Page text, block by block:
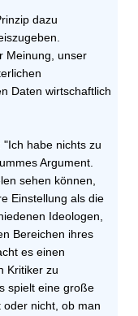
dazu
Meinung, unser
Daten wirtschaftlich
habe nichts zu
Argument.
sehen können,
Einstellung als die
Ideologen,
Bereichen ihres
es einen
Kritiker zu
spielt eine große
nicht, ob man